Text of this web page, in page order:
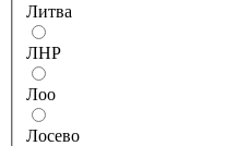
Литва
ЛНР
Лоо
Лосево